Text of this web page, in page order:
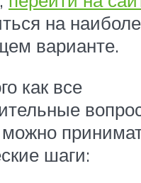
на
варианте.
как все
шаги: